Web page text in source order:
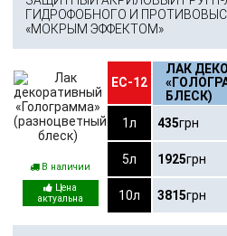
ГИДРОФОБНОГО И
«МОКРЫМ ЭФФЕКТОМ»
В наличии
ЕС-12
ЛАК
БЛЕСК)
1л
435грн
5л 1925грн
10л 3815грн